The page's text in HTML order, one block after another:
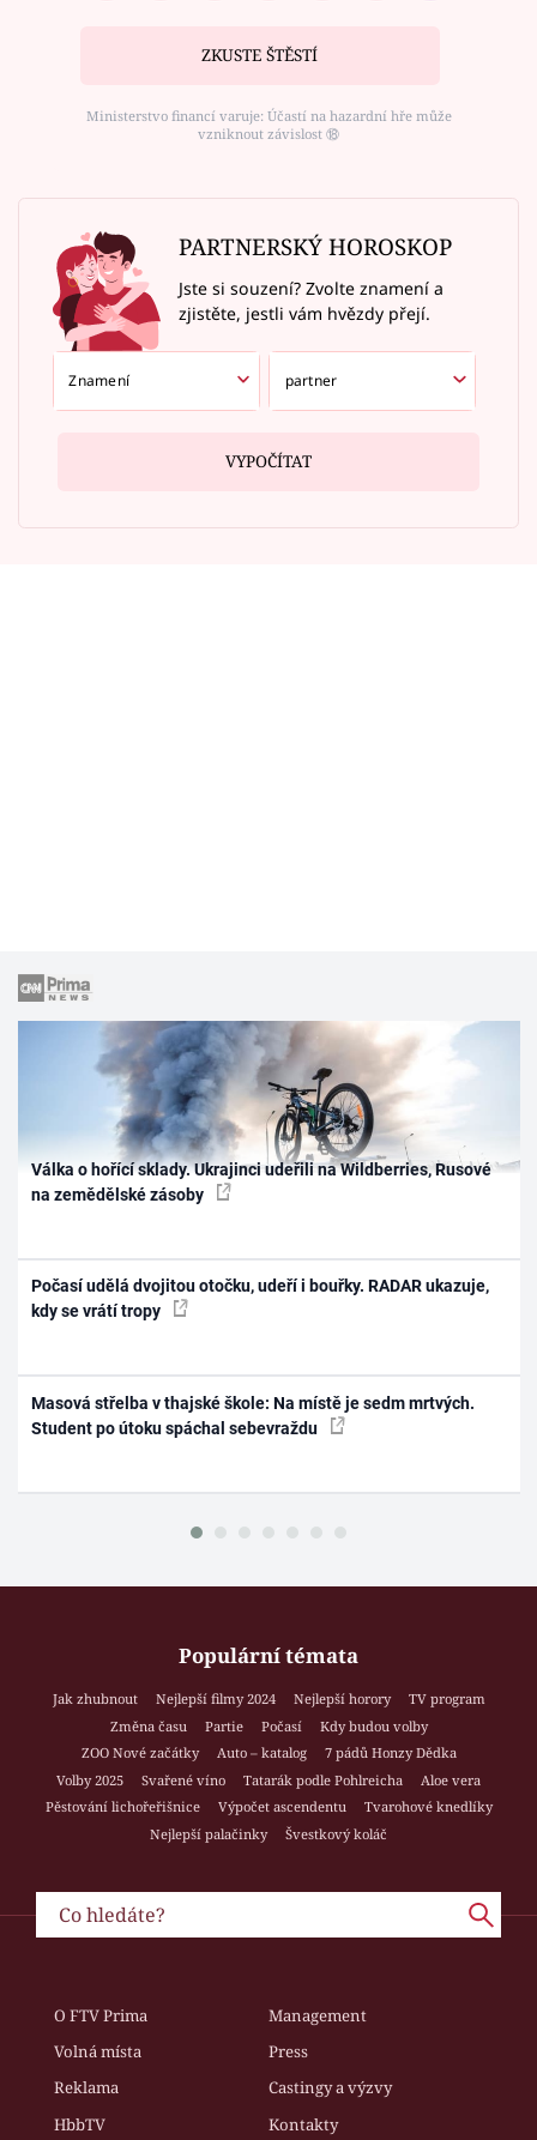
ZKUSTE ŠTĚSTÍ
Ministerstvo financí varuje: Účastí na hazardní hře může
vzniknout závislost ⑱
PARTNERSKÝ HOROSKOP
Jste si souzení? Zvolte znamení a
zjistěte, jestli vám hvězdy přejí.
VYPOČÍTAT
Válka o hořící sklady. Ukrajinci udeřili na Wildberries, Rusové
na zemědělské zásoby
Počasí udělá dvojitou otočku, udeří i bouřky. RADAR ukazuje,
kdy se vrátí tropy
Masová střelba v thajské škole: Na místě je sedm mrtvých.
Student po útoku spáchal sebevraždu
Populární témata
Jak zhubnout Nejlepší filmy 2024 Nejlepší horory
TV program
Změna času
Partie Počasí
Kdy budou volby
ZOO Nové začátky
Auto – katalog
7 pádů Honzy Dědka
Volby 2025
Svařené víno Tatarák podle Pohlreicha
Aloe vera
Pěstování lichořeřišnice
Výpočet ascendentu
Tvarohové knedlíky
Nejlepší palačinky
Švestkový koláč
O FTV Prima
Management
Volná místa
Press
Reklama
Castingy a výzvy
HbbTV
Kontakty